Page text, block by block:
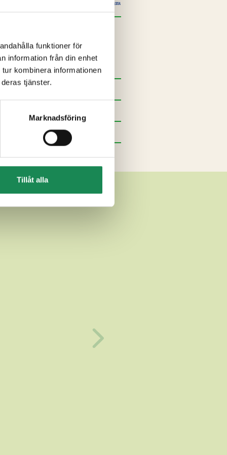
funktioner för
information från din enhet
kombinera informationen
tjänster.
Marknadsföring
Tillåt alla
rapsolja, laktosfri